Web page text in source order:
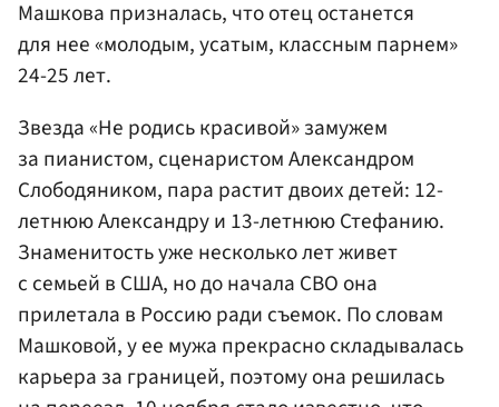
Машкова призналась, что отец останется
для нее «молодым, усатым, классным парнем»
24-25 лет.
Звезда «Не родись красивой» замужем
за пианистом, сценаристом Александром
Слободяником, пара растит двоих детей: 12-
летнюю Александру и 13-летнюю Стефанию.
Знаменитость уже несколько лет живет
с семьей в США, но до начала СВО она
прилетала в Россию ради съемок. По словам
Машковой, у ее мужа прекрасно складывалась
карьера за границей, поэтому она решилась